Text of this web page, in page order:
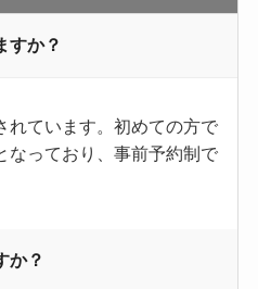
すか？
れています。初めての方で
なっており、事前予約制で
か？